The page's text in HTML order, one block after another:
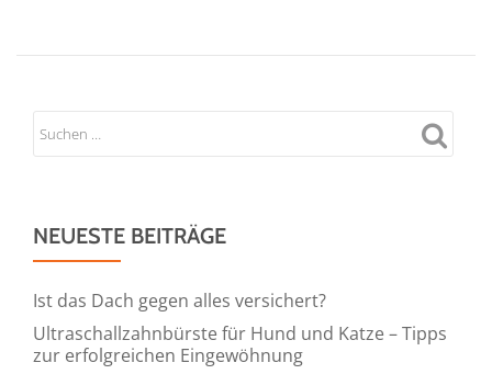
NEUESTE BEITRÄGE
Ist das Dach gegen alles versichert?
Ultraschallzahnbürste für Hund und Katze – Tipps
zur erfolgreichen Eingewöhnung